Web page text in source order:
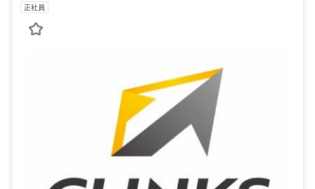
正社員